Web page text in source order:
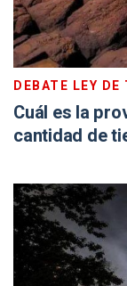
DEBATE LEY DE
Cuál es la
cantidad de